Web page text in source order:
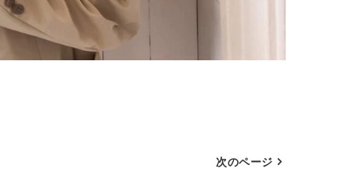
次のページ